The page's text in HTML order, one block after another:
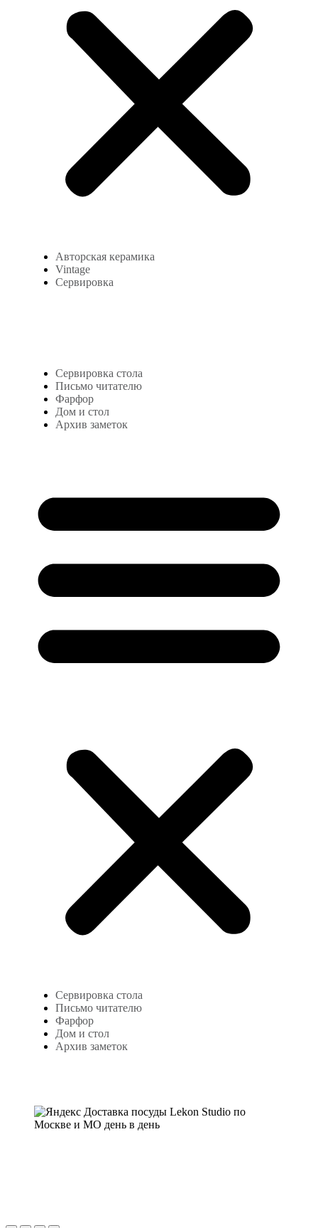
Авторская керамика
Vintage
Сервировка
Сервировка стола
Письмо читателю
Фарфор
Дом и стол
Архив заметок
Сервировка стола
Письмо читателю
Фарфор
Дом и стол
Архив заметок